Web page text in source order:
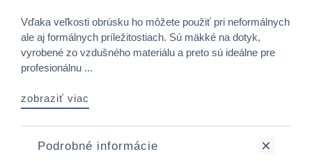
Vďaka veľkosti obrúsku ho môžete použiť pri neformálnych
ale aj formálnych príležitostiach. Sú mäkké na dotyk,
vyrobené zo vzdušného materiálu a preto sú ideálne pre
profesionálnu ...
zobraziť viac
Podrobné informácie